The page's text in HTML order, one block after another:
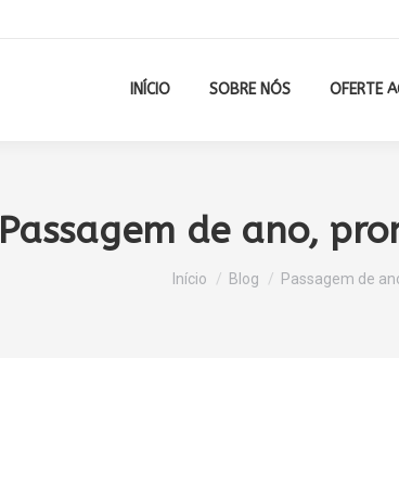
INÍCIO SOBRE NÓS OFERTE
Passagem de ano,
Você está aqui:
Início Blog Passagem de